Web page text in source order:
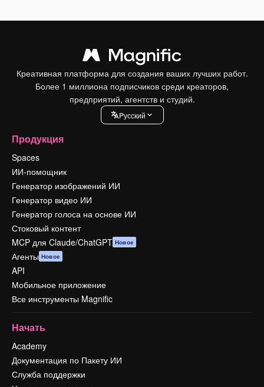
Креативная платформа для создания ваших лучших работ.
Более 1 миллиона подписчиков среди креаторов,
предприятий, агентств и студий.
Pусский
Продукция
Spaces
ИИ-помощник
Генератор изображений ИИ
Генератор видео ИИ
Генератор голоса на основе ИИ
Стоковый контент
MCP для Claude/ChatGPT Новое
Агенты Новое
API
Мобильное приложение
Все инструменты Magnific
Начать
Academy
Документация по Пакету ИИ
Служба поддержки